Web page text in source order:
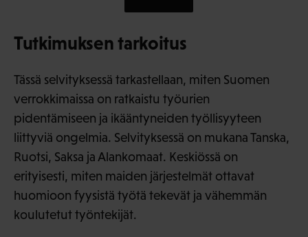
Tutkimuksen tarkoitus
Tässä selvityksessä tarkastellaan, miten Suomen
verrokkimaissa on ratkaistu työurien
pidentämiseen ja ikääntyneiden työllisyyteen
liittyviä ongelmia. Selvityksessä on mukana Tanska,
Ruotsi, Saksa ja Alankomaat. Keskiössä on
erityisesti, miten maiden järjestelmät ottavat
huomioon fyysistä työtä tekevät ja vähemmän
koulutetut työntekijät.